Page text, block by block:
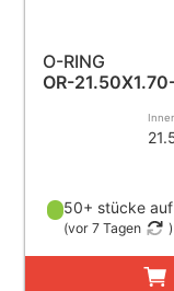
O-RING
OR-
50+ stücke
(vor 7 Tagen )